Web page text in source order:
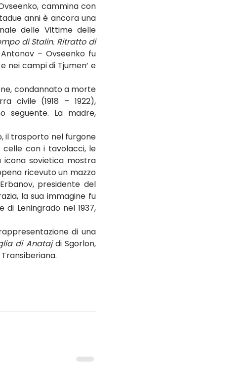
cammina con
anni è ancora una
delle Vittime delle
di Stalin. Ritratto di
– Ovseenko fu
nei campi di Tjumen’ e
condannato a morte
civile (1918 – 1922),
seguente. La madre,
il trasporto nel furgone
con i tavolacci, le
sovietica mostra
ricevuto un mazzo
presidente del
la sua immagine fu
Leningrado nel 1937,
di una
di Anataj di Sgorlon,